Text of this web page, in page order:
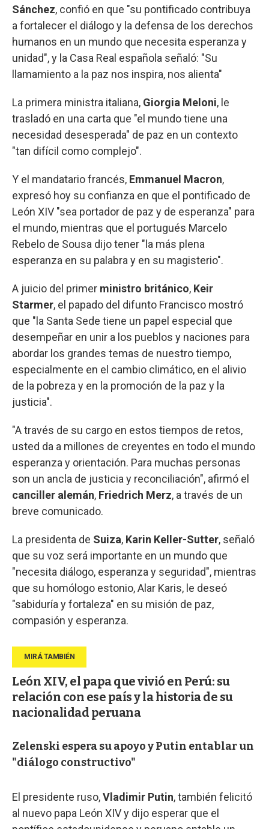
Sánchez, confió en que "su pontificado contribuya
a fortalecer el diálogo y la defensa de los derechos
humanos en un mundo que necesita esperanza y
unidad", y la Casa Real española señaló: "Su
llamamiento a la paz nos inspira, nos alienta"
La primera ministra italiana, Giorgia Meloni, le
trasladó en una carta que "el mundo tiene una
necesidad desesperada" de paz en un contexto
"tan difícil como complejo".
Y el mandatario francés, Emmanuel Macron,
expresó hoy su confianza en que el pontificado de
León XIV "sea portador de paz y de esperanza" para
el mundo, mientras que el portugués Marcelo
Rebelo de Sousa dijo tener "la más plena
esperanza en su palabra y en su magisterio".
A juicio del primer ministro británico, Keir
Starmer, el papado del difunto Francisco mostró
que "la Santa Sede tiene un papel especial que
desempeñar en unir a los pueblos y naciones para
abordar los grandes temas de nuestro tiempo,
especialmente en el cambio climático, en el alivio
de la pobreza y en la promoción de la paz y la
justicia".
"A través de su cargo en estos tiempos de retos,
usted da a millones de creyentes en todo el mundo
esperanza y orientación. Para muchas personas
son un ancla de justicia y reconciliación", afirmó el
canciller alemán, Friedrich Merz, a través de un
breve comunicado.
La presidenta de Suiza, Karin Keller-Sutter, señaló
que su voz será importante en un mundo que
"necesita diálogo, esperanza y seguridad", mientras
que su homólogo estonio, Alar Karis, le deseó
"sabiduría y fortaleza" en su misión de paz,
compasión y esperanza.
León XIV, el papa que vivió en Perú: su
relación con ese país y la historia de su
nacionalidad peruana
Zelenski espera su apoyo y Putin entablar un
"diálogo constructivo"
El presidente ruso,Vladimir Putin, también felicitó
al nuevo papa León XIV y dijo esperar que el